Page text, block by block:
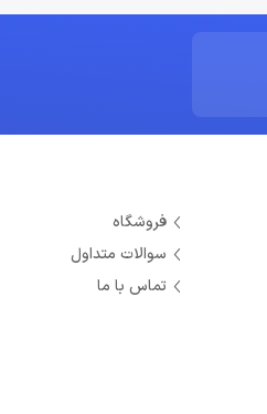
فروشگاه
سوالات متداول
تماس با ما